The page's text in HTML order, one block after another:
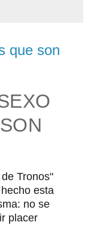
que son
Tronos"
esta
no se
placer